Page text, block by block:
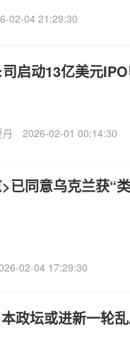
02-04 21:29:30
启动13亿美元
丹 2026-02-01 00:14:30
已同意乌克兰获“
02-04 17:29:30
政坛或进新一轮